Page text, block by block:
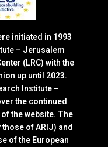
initiated in 1993
– Jerusalem
(LRC) with the
up until 2023.
Institute –
the continued
the website. The
of ARIJ) and
of the European